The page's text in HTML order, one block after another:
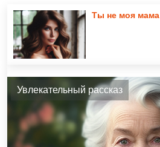
Ты не моя мама
Увлекательный рассказ